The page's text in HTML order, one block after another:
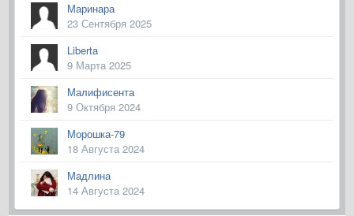
Маринара
23 Сентября 2025
Liberta
9 Марта 2025
Малифисента
9 Октября 2024
Морошка-79
18 Августа 2024
Мадлина
14 Августа 2024